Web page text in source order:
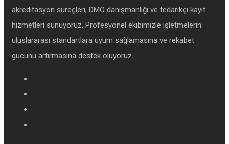
akreditasyon süreçleri, DMO danışmanlığı ve tedarikçi kayıt
hizmetleri sunuyoruz. Profesyonel ekibimizle işletmelerin
uluslararası standartlara uyum sağlamasına ve rekabet
gücünü artırmasına destek oluyoruz.